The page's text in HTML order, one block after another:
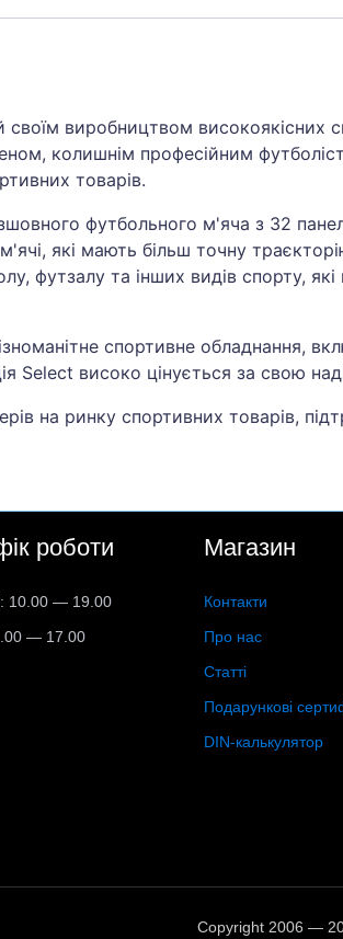
виробництвом високоякісних
колишнім професійним
товарів.
футбольного м'яча з 32
які мають більш точну
футзалу та інших видів спорту,
спортивне обладнання,
Select високо цінується за свою
на ринку спортивних товарів,
роботи
10.00 — 19.00
— 17.00
Магазин
Контакти
Про нас
Статті
Подарункові
DIN-калькулятор
Copyright 2006 —